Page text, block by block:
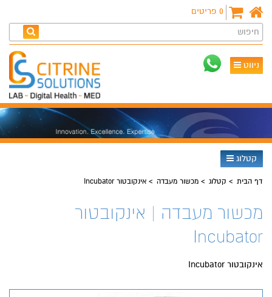
0 פריטים
חיפוש
ניווט
קטלוג
דף הבית קטלוג מכשור מעבדה אינקובטור Incubator
מכשור מעבדה | אינקובטור
Incubator
אינקובטור Incubator